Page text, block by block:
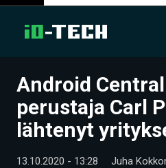
UUTISET
ARTIKKELIT
VIDEOT
Android
perustaja Carl
lähtenyt
13.10.2020 - 13:28 Juha